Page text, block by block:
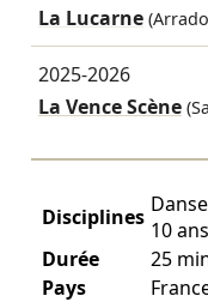
La Lucarne
2025-2026
La Vence Scène
Disciplines 10 ans
Durée
25
Pays